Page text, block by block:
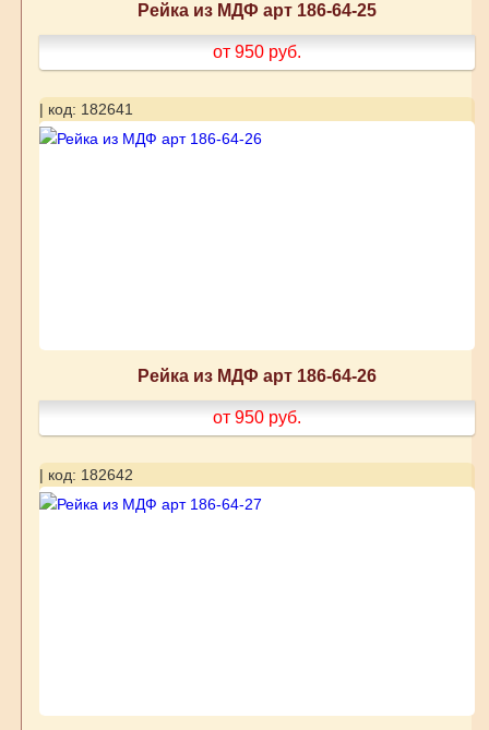
Рейка из МДФ арт 186-64-25
от 950 руб.
| код: 182641
Рейка из МДФ арт 186-64-26
от 950 руб.
| код: 182642